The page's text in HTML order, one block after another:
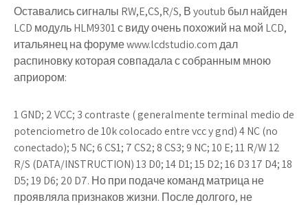
Оставались сигналы RW,E,CS,R/S, В youtub был найден
LCD модуль HLM9301 с виду очень похожий на мой LCD,
итальянец на форуме www.lcdstudio.com дал
распиновку которая совпадала с собранным мною
априором:
1 GND; 2 VCC; 3 contraste ( generalmente terminal medio de
potenciometro de 10k colocado entre vcc y gnd) 4 NC (no
conectado); 5 NC; 6 CS1; 7 CS2; 8 CS3; 9 NC; 10 E; 11 R/W 12
R/S (DATA/INSTRUCTION) 13 D0; 14 D1; 15 D2; 16 D3 17 D4; 18
D5; 19 D6; 20 D7. Но при подаче команд матрица не
проявляла признаков жизни. После долгого, не